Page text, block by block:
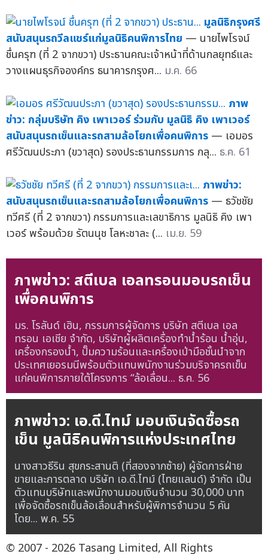
มูลนิธิกรุงศรี
สนับสนุนรถวีลแชร์แก่มูลนิธิคนพิการไทย — นายไพโรจน์
ชื่นครุฑ (ที่ 2 จากขวา) ประธานคณะเจ้าหน้าที่ด้านกลยุทธ์และ
วางแผนธุรกิจองค์กร ธนาคารกรุงศ... ม.ค. 66
ภาพ
ข่าว: กลุ่มบริษัท คิง เพาเวอร์ ร่วมกับ มูลนิธิ คิง เพาเวอร์
สนับสนุนรถเข็นและรถสามล้อโยกเพื่อคนพิการ — เอมอร
ศรีวัฒนประภา (ขวาสุด) รองประธานกรรมการ กลุ... ธ.ค. 61
ภาพข่าว:
สนับสนุนรถเข็นและรถสามล้อโยกเพื่อคนพิการ — ธวัชชัย
ทวีศรี (ที่ 2 จากขวา) กรรมการและเลขาธิการ มูลนิธิ คิง เพา
เวอร์ พร้อมด้วย รัตนนุช โลหะชาละ (... เม.ย. 59
ภาพข่าว: สตีเบล เอลทรอนมอบรถเข็น
เพื่อคนพิการ
มร. โรลันด์ เฮิน, กรรมการผู้จัดการ บริษัท สตีเบล เอล
ทรอน เอเชีย จำกัด, บริษัทผู้ผลิตเครื่องทำน้ำร้อน น้ำอุ่น,
เครื่องกรองน้ำ, ปั๊มความร้อนและเครื่องเป่ามือชั้นนำจาก
ประเทศเยอรมนีพร้อมตัวแทนพนักงานร่วมบริจาครถเข็น
แก่คนพิการภายใต้โครงการ “ล้อเลื่อน... ธ.ค. 56
ภาพข่าว: เอ.ดี.ไทม์ มอบเงินจัดซื้อรถ
เข็น มูลนิธิคนพิการแห่งประเทศไทย
นางสาวธีริน สุขกระสานติ (ที่สองจากซ้าย) ผู้จัดการฝ่าย
ขายและการตลาด บริษัท เอ.ดี.ไทม์ (ไทยแลนด์) จำกัด เป็น
ตัวแทนบริษัทและพนักงานมอบเงินจำนวน 30,000 บาท
เพื่อจัดซื้อรถเข็นล้อเลื่อนสำหรับผู้พิการจำนวน 5 คัน
โดย... พ.ค. 55
© 2007 - 2026 Tasang Limited, All Rights